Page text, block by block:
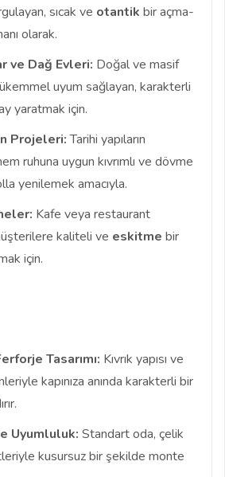
sıcak ve otantik bir açma-
olarak.
ve Dağ Evleri: Doğal ve masif
uyum sağlayan, karakterli
yaratmak için.
Projeleri:Tarihi yapıların
ruhuna uygun kıvrımlı ve dövme
yenilemek amacıyla.
Kafe veya restaurant
kaliteli ve eskitme bir
için.
Tasarımı: Kıvrık yapısı ve
kapınıza anında karakterli bir
Uyumluluk: Standart oda, çelik
kusursuz bir şekilde monte